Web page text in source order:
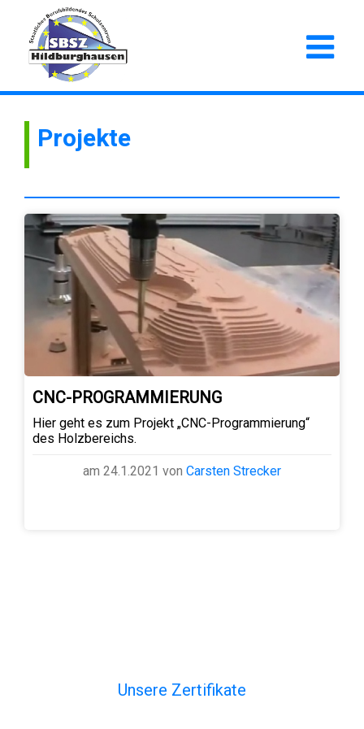
Projekte
CNC-PROGRAMMIERUNG
Hier geht es zum Projekt „CNC-Programmierung“
des Holzbereichs.
am 24.1.2021 von Carsten Strecker
Unsere Zertifikate